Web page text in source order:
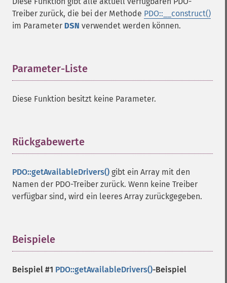
Treiber zurück, die bei der Methode PDO::__construct()
im Parameter DSN verwendet werden können.
Parameter-Liste
Diese Funktion besitzt keine Parameter.
Rückgabewerte
PDO::getAvailableDrivers() gibt ein Array mit den
Namen der PDO-Treiber zurück. Wenn keine Treiber
verfügbar sind, wird ein leeres Array zurückgegeben.
Beispiele
Beispiel #1 PDO::getAvailableDrivers()-Beispiel